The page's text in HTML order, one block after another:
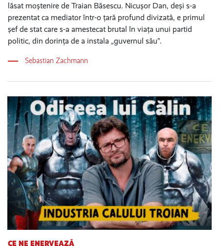
lăsat moștenire de Traian Băsescu. Nicușor Dan, deși s-a
prezentat ca mediator într-o țară profund divizată, e primul
șef de stat care s-a amestecat brutal în viața unui partid
politic, din dorința de a instala „guvernul său”.
Sebastian Zachmann
CE NE ENERVEAZĂ